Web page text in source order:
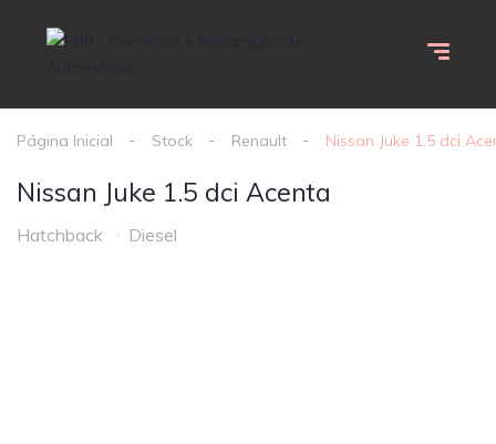
Página Inicial Stock Renault Nissan Juke 1.5 dci
Nissan Juke 1.5 dci Acenta
Hatchback Diesel